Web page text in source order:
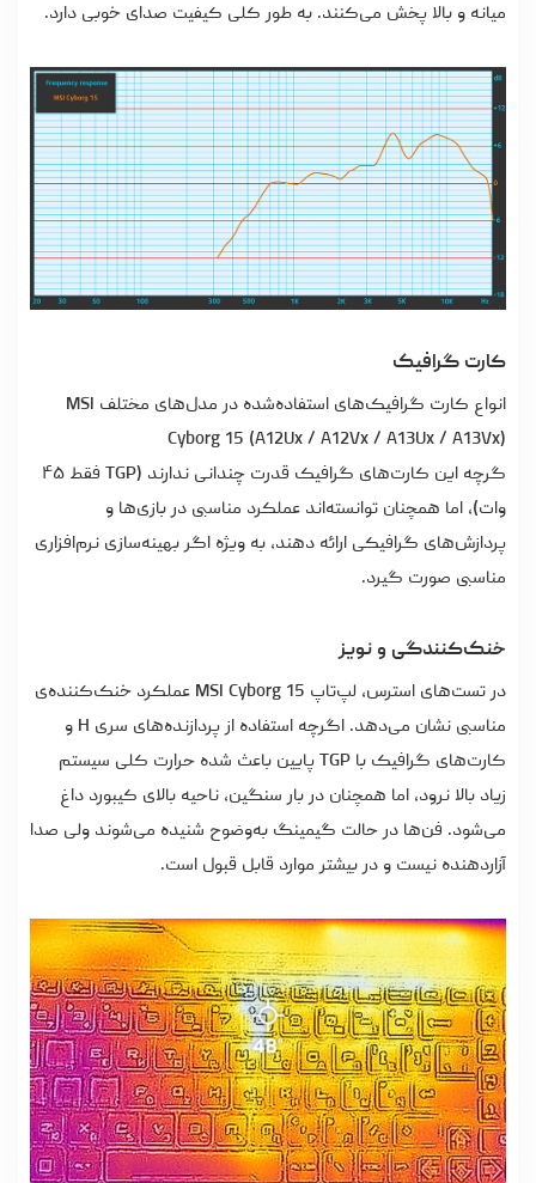
میانه و بالا پخش می‌کنند. به‌ طور کلی کیفیت صدای خوبی دارد.
کارت گرافیک
انواع کارت گرافیک‌های استفاده‌شده در مدل‌های مختلف MSI
Cyborg 15 (A12Ux / A12Vx / A13Ux / A13Vx)
گرچه این کارت‌های گرافیک قدرت چندانی ندارند (TGP فقط ۴۵
وات)، اما همچنان توانسته‌اند عملکرد مناسبی در بازی‌ها و
پردازش‌های گرافیکی ارائه دهند، به‌ ویژه اگر بهینه‌سازی نرم‌افزاری
مناسبی صورت گیرد.
خنک‌کنندگی و نویز
در تست‌های استرس، لپ‌تاپ MSI Cyborg 15 عملکرد خنک‌کننده‌ی
مناسبی نشان می‌دهد. اگرچه استفاده از پردازنده‌های سری H و
کارت‌های گرافیک با TGP پایین باعث شده حرارت کلی سیستم
زیاد بالا نرود، اما همچنان در بار سنگین، ناحیه بالای کیبورد داغ
می‌شود. فن‌ها در حالت گیمینگ به‌وضوح شنیده می‌شوند ولی صدا
آزاردهنده نیست و در بیشتر موارد قابل قبول است.